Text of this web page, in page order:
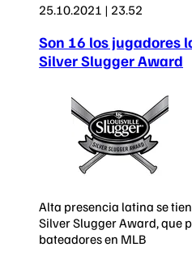
25.10.2021 | 23.52
Son 16 los jugadores
Silver Slugger Award
Alta presencia latina se
Silver Slugger Award, que
bateadores en MLB